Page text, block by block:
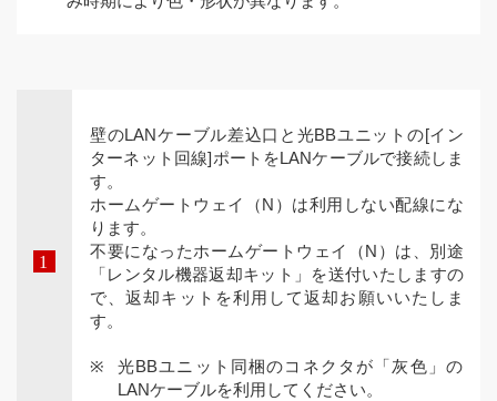
壁のLANケーブル差込口と光BBユニットの[イン
ターネット回線]ポートをLANケーブルで接続しま
す。
ホームゲートウェイ（N）は利用しない配線にな
ります。
不要になったホームゲートウェイ（N）は、別途
「レンタル機器返却キット」を送付いたしますの
で、返却キットを利用して返却お願いいたしま
す。
光BBユニット同梱のコネクタが「灰色」の
LANケーブルを利用してください。